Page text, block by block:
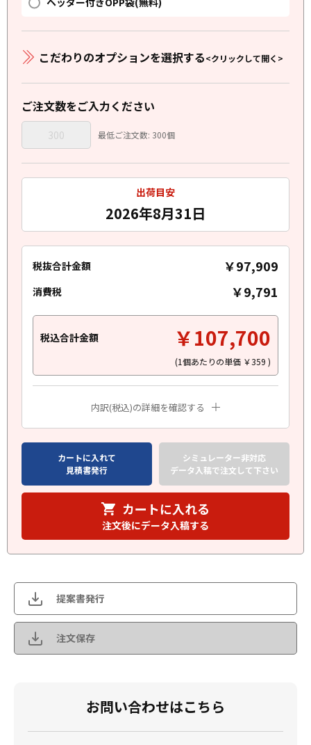
こだわりのオプションを選択する<クリックして開く>
ご注文数をご入力ください
最低ご注文数: 300個
出荷目安
2026年8月31日
税抜合計金額 ￥97,909
消費税 ￥9,791
税込合計金額 ￥107,700
(1個あたりの単価 ￥359 )
内訳(税込)の詳細を確認する
カートに入れて
見積書発行
シミュレーター非対応
データ入稿で注文して下さい
カートに入れる
注文後にデータ入稿する
提案書発行
注文保存
お問い合わせはこちら